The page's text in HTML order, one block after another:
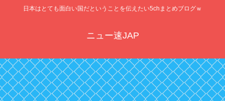
日本はとても面白い国だということを伝えたい5chまとめブログｗ
ニュー速JAP